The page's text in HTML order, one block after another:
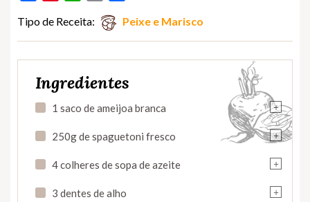
Tipo de Receita: Peixe e Marisco
Ingredientes
+
1 saco de ameijoa branca
+
250g de spaguetoni fresco
+
4 colheres de sopa de azeite
+
3 dentes de alho